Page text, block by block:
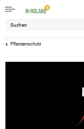
Pflanzenschutz